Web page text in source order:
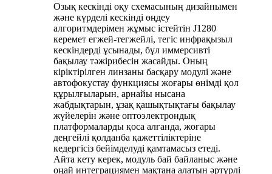
Озық кескінді оқу схемасының дизайнымен
және күрделі кескінді өңдеу
алгоритмдерімен жұмыс істейтін J1280
керемет егжей-тегжейлі, тегіс инфрақызыл
кескіндерді ұсынады, бұл иммерсивті
бақылау тәжірибесін жасайды. Оның
кіріктірілген линзаны басқару модулі және
автофокустау функциясы жоғары өнімді қол
құрылғыларын, арнайы нысана
жабдықтарын, ұзақ қашықтықтағы бақылау
жүйелерін және оптоэлектрондық
платформаларды қоса алғанда, жоғары
деңгейлі қолданба қажеттіліктеріне
кедергісіз бейімделуді қамтамасыз етеді.
Айта кету керек, модуль бай байланыс және
оңай интеграциямен мақтана алатын әртүрлі